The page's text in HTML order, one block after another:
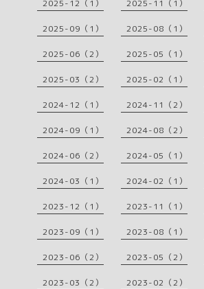
2025-12（1） 2025-11（1）
2025-09（1） 2025-08（1）
2025-06（2） 2025-05（1）
2025-03（2） 2025-02（1）
2024-12（1） 2024-11（2）
2024-09（1） 2024-08（2）
2024-06（2） 2024-05（1）
2024-03（1） 2024-02（1）
2023-12（1） 2023-11（1）
2023-09（1） 2023-08（1）
2023-06（2） 2023-05（2）
2023-03（2） 2023-02（2）